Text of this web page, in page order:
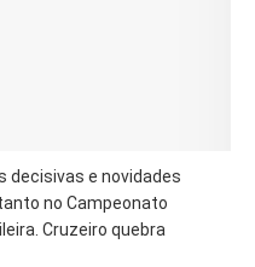
decisivas e novidades
no Campeonato
Cruzeiro quebra